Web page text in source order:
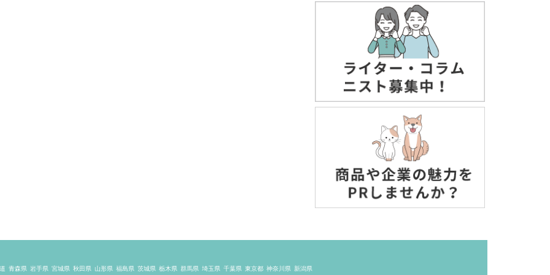
青森県 岩手県 宮城県 秋田県 山形県 福島県 茨城県 栃木県 群馬県 埼玉県 千葉県 東京都 神奈川県 新潟県